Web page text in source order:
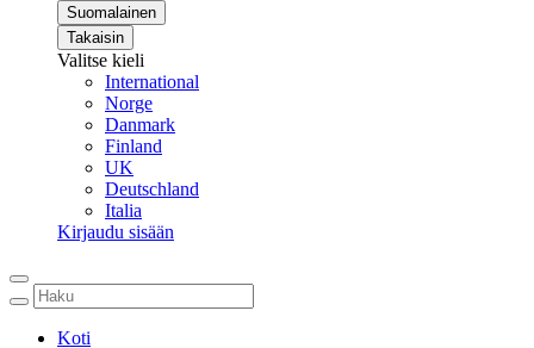
Suomalainen
Takaisin
Valitse kieli
International
Norge
Danmark
Finland
UK
Deutschland
Italia
Kirjaudu sisään
Koti